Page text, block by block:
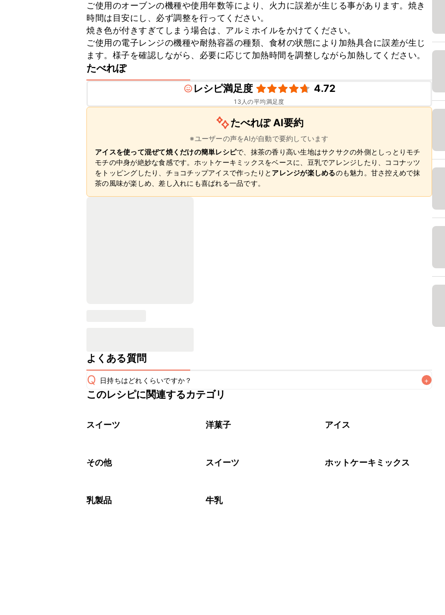
ご使用のオーブンの機種や使用年数等により、火力に誤差が生じる事があります。焼き
時間は目安にし、必ず調整を行ってください。
焼き色が付きすぎてしまう場合は、アルミホイルをかけてください。
ご使用の電子レンジの機種や耐熱容器の種類、食材の状態により加熱具合に誤差が生じ
ます。様子を確認しながら、必要に応じて加熱時間を調整しながら加熱してください。
たべれぽ
レシピ満足度
4.72
13 人の平均満足度
たべれぽ AI要約
※ユーザーの声をAIが自動で要約しています
アイスを使って混ぜて焼くだけの簡単レシピで、抹茶の香り高い生地はサクサクの外側としっとりモチ
モチの中身が絶妙な食感です。ホットケーキミックスをベースに、豆乳でアレンジしたり、ココナッツ
をトッピングしたり、チョコチップアイスで作ったりと アレンジが楽しめるのも魅力。甘さ控えめで抹
茶の風味が楽しめ、差し入れにも喜ばれる一品です。
よくある質問
Q 日持ちはどれくらいですか？ +
保存期間は常温で2~3日が目安です。なるべくお早めにお召し上がりください。
※日持ちは目安です。
このレシピに関連するカテゴリ
スイーツ 洋菓子 アイス
その他 スイーツ ホットケーキミックス
乳製品 牛乳